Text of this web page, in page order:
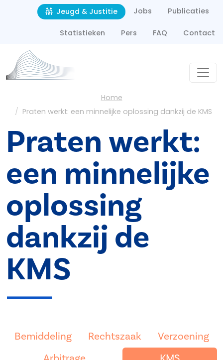
Overslaan en naar de inhoud gaan
Second navigation
Jeugd & Justitie Jobs Publicaties
Statistieken Pers FAQ Contact
Kruimelpad
Home
Praten werkt: een minnelijke oplossing dankzij de KMS
Praten werkt:
een minnelijke
oplossing
dankzij de
KMS
Bemiddeling Rechtszaak
Verzoening